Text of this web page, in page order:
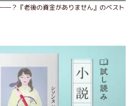
？『老後の資金がありません』のベスト